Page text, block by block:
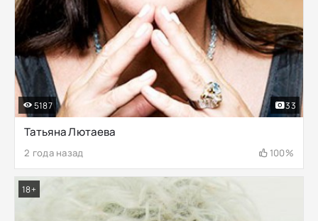
Татьяна Лютаева
2 года назад 100%
5187 33
18+